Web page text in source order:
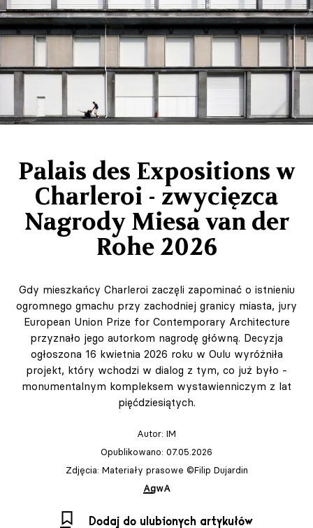
Palais des Expositions w
Charleroi - zwycięzca
Nagrody Miesa van der
Rohe 2026
Gdy mieszkańcy Charleroi zaczęli zapominać o istnieniu
ogromnego gmachu przy zachodniej granicy miasta, jury
European Union Prize for Contemporary Architecture
przyznało jego autorkom nagrodę główną. Decyzja
ogłoszona 16 kwietnia 2026 roku w Oulu wyróżniła
projekt, który wchodzi w dialog z tym, co już było -
monumental­nym kompleksem wystawienniczym z lat
pięćdziesiątych.
Autor: IM
Opublikowano: 07.05.2026
Zdjęcia: Materiały prasowe ©Filip Dujardin
AgwA
Dodaj do ulubionych artykułów